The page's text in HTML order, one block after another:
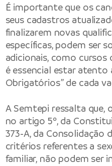
É importante que os
seus cadastros
finalizarem novas
específicas, podem ser
adicionais, como cursos
é essencial estar atento
Obrigatórios” de cada
A Semtepi ressalta que,
no artigo 5º, da
373-A, da Consolidação
critérios referentes a
familiar, não podem ser